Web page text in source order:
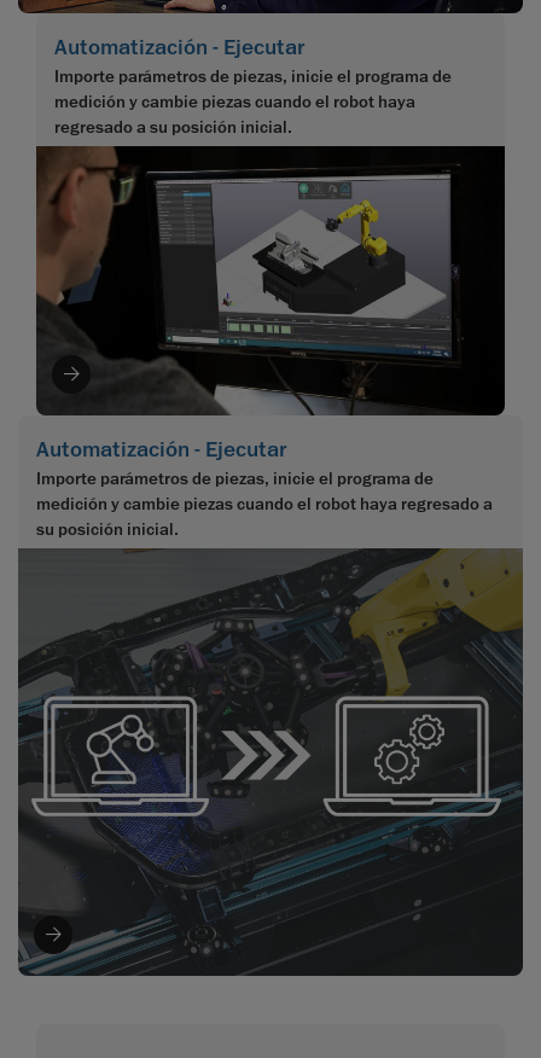
Automatización - Ejecutar
Importe parámetros de piezas, inicie el programa de
medición y cambie piezas cuando el robot haya
regresado a su posición inicial.
Automatización - Ejecutar
Importe parámetros de piezas, inicie el programa de
medición y cambie piezas cuando el robot haya regresado a
su posición inicial.